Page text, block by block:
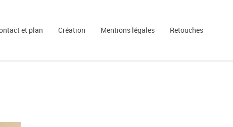
et plan Création Mentions légales Retouches